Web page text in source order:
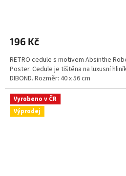
196 Kč
RETRO cedule s motivem Absinthe
Poster. Cedule je tištěna na luxusní
DIBOND. Rozměr: 40 x 56 cm
Vyrobeno v ČR
Výprodej